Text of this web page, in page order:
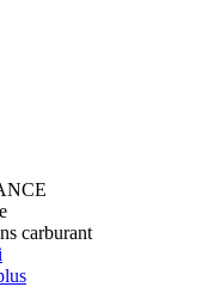
carburant